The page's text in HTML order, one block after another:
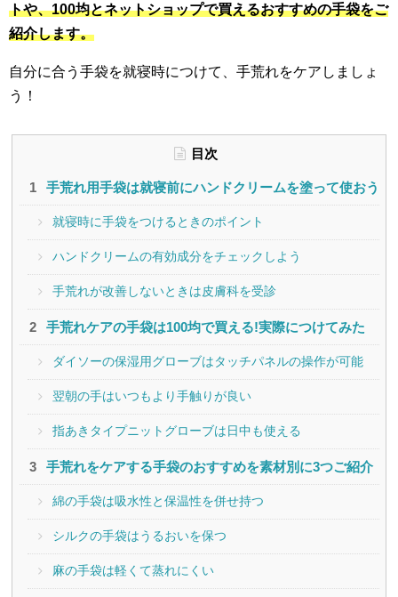
トや、100均とネットショップで買えるおすすめの手袋をご
紹介します。
自分に合う手袋を就寝時につけて、手荒れをケアしましょ
う！
目次
手荒れ用手袋は就寝前にハンドクリームを塗って使おう
就寝時に手袋をつけるときのポイント
ハンドクリームの有効成分をチェックしよう
手荒れが改善しないときは皮膚科を受診
手荒れケアの手袋は100均で買える!実際につけてみた
ダイソーの保湿用グローブはタッチパネルの操作が可能
翌朝の手はいつもより手触りが良い
指あきタイプニットグローブは日中も使える
手荒れをケアする手袋のおすすめを素材別に3つご紹介
綿の手袋は吸水性と保温性を併せ持つ
シルクの手袋はうるおいを保つ
麻の手袋は軽くて蒸れにくい